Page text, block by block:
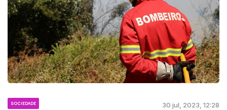
SOCIEDADE 30 jul, 2023, 12:28